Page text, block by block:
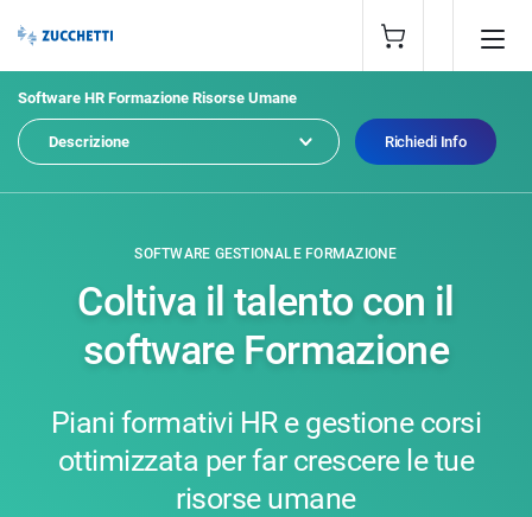
Software HR Formazione Risorse Umane
Descrizione Richiedi Info
SOFTWARE GESTIONALE FORMAZIONE
Coltiva il talento con il
software Formazione
Piani formativi HR e gestione corsi
ottimizzata per far crescere le tue
risorse umane